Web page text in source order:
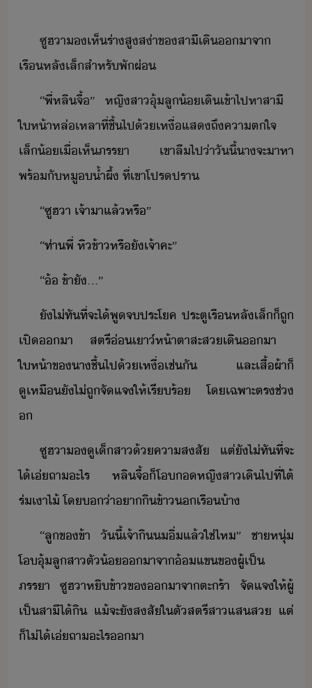
ซูฮ​า​​เห็​ร่า​สูส่า​ข​สาี​เิ​า​จา​
เรื​หลั​เล็​สำหรั​พัผ่
“​พี่​หลิ​จื้​”​ ​หญิสา​ุ้​ลู​้​เิ​เข้าไป​หา​สาี​ ​
ให้า​หล่เหลา​ที่​ชื้​ไป​้​เหื่​แสถึ​คาตใจ​
เล็้​เื่​เห็​ภรรา​ ​เขา​ลื​ไป​่าั​ี​้​า​จะ​าหา​
พร้ั​หู​​้ำผึ้​ ​ที่​เขา​โปรปรา
“​ซูฮ​า​ ​เจ้า​า​แล้​หรื​”
“​ท่า​พี่​ ​หิข้า​หรืั​เจ้า​คะ​”
“​้​ ​ข้า​ั​...​”
ั​ไ่ทั​ที่จะ​ไ้​พู​จ​ประโค​ ​ประตู​เรื​หลั​เล็​็​ถู​
เปิ​า​ ​สตรี​่เา์​ห้าตา​สะส​เิ​า​ ​
ให้า​ข​า​ชื้​ไป​้​เหื่​เช่ั​ ​และ​เสื้ผ้า​็​
ูเหื​ั​ไ่​ถู​จัแจ​ให้​เรีร้​ ​โเฉพาะ​ตร​ช่​

ซูฮ​า​​ู​เ็สา​้​คาสสั​ ​แต่​ั​ไ่ทั​ที่จะ​
ไ้​เ่​ถา​ะไร​ ​หลิ​จื้​็​โ​หญิสา​เิ​ไป​ที่​ใต้​
ร่เา​ไ้​ ​โ​่า​า​ิข้า​​เรื​้า
“​ลู​ข​ข้า​ ​ัี้​เจ้า​ิ​​ิ่​แล้​ใช่ไห​”​ ​ชาหุ่​
โุ้​ลูสา​ตั​้​า​จา​้แข​ข​ผู้​เป็​
ภรรา​ ​ซูฮ​าห​ิ​ข้าข​า​จา​ตะร้า​ ​จัแจ​ให้​ผู้​
เป็​สาี​ไ้​ิ​ ​แ้​จะ​ั​สสั​ใ​ตั​สตรี​สา​แส​ส​ ​แต่​
็​ไ่ไ้​เ่​ถา​ะไร​า